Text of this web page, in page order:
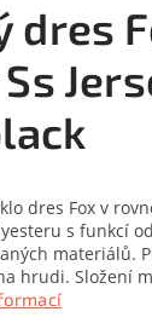
dres
dres Fox v
s funkcí
materiálů.
hrudi. Složení